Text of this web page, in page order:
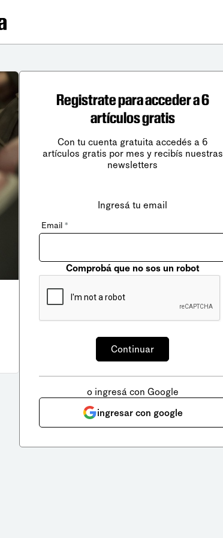
Registrate para acceder a 6
artículos gratis
Con tu cuenta gratuita accedés a 6
artículos gratis por mes y recibís nuestras
newsletters
Ingresá tu email
Email *
Comprobá que no sos un robot
o ingresá con Google
ingresar con google